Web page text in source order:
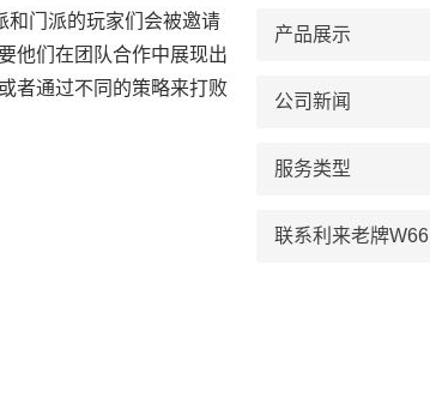
和门派的玩家们会被邀请
他们在团队合作中展现出
者通过不同的策略来打败
产品展示
公司新闻
服务类型
联系利来老牌W66